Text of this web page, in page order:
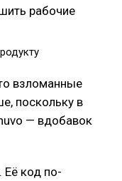
рабочие
взломанные
поскольку в
— вдобавок
Её код по-